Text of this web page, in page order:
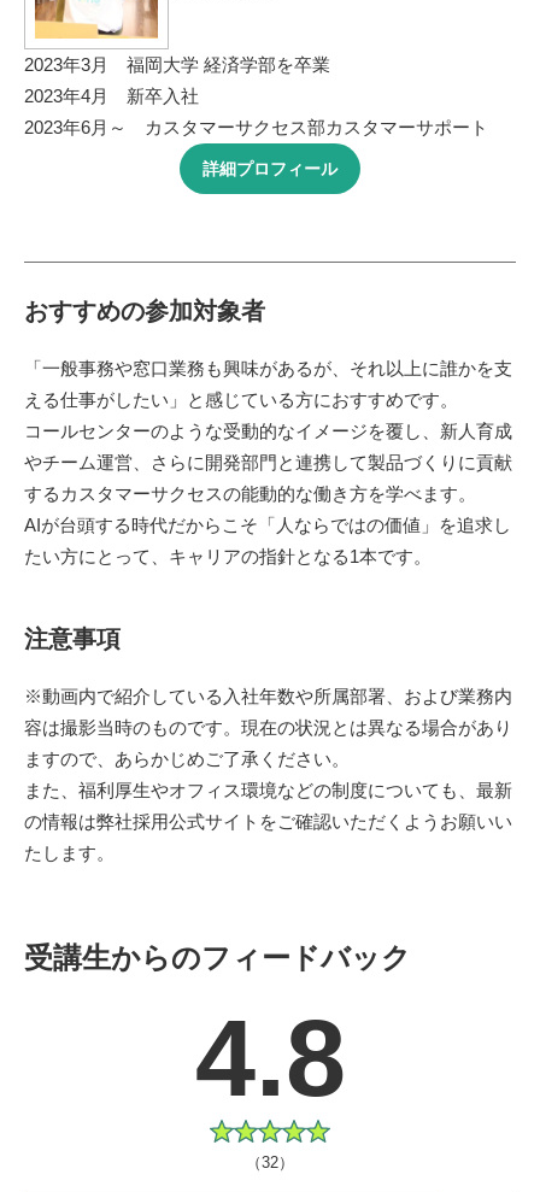
2023年3月 福岡大学 経済学部を卒業
2023年4月 新卒入社
2023年6月～ カスタマーサクセス部カスタマーサポート
詳細プロフィール
おすすめの参加対象者
「一般事務や窓口業務も興味があるが、それ以上に誰かを支
える仕事がしたい」と感じている方におすすめです。
コールセンターのような受動的なイメージを覆し、新人育成
やチーム運営、さらに開発部門と連携して製品づくりに貢献
するカスタマーサクセスの能動的な働き方を学べます。
AIが台頭する時代だからこそ「人ならではの価値」を追求し
たい方にとって、キャリアの指針となる1本です。
注意事項
※動画内で紹介している入社年数や所属部署、および業務内
容は撮影当時のものです。現在の状況とは異なる場合があり
ますので、あらかじめご了承ください。
また、福利厚生やオフィス環境などの制度についても、最新
の情報は弊社採用公式サイトをご確認いただくようお願いい
たします。
受講生からのフィードバック
4.8
（32）